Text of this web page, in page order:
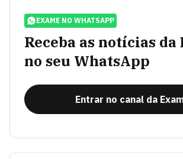
EXAME NO WHATSAPP
Receba as notícias da
no seu WhatsApp
Entrar no canal da